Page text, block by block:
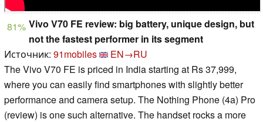
81% Vivo V70 FE review: big battery, unique design, but
not the fastest performer in its segment
Источник: 91mobiles
EN→RU
The Vivo V70 FE is priced in India starting at Rs 37,999,
where you can easily find smartphones with slightly better
performance and camera setup. The Nothing Phone (4a) Pro
(review) is one such alternative. The handset rocks a more